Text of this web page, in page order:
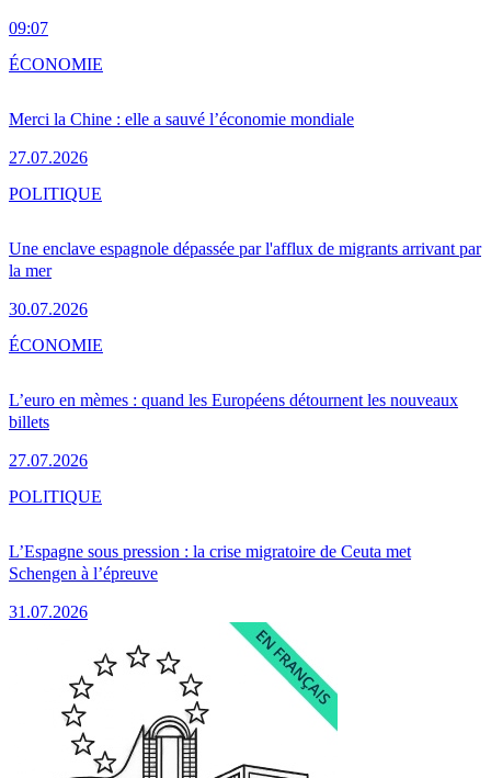
09:07
Merci la Chine : elle a sauvé l’économie mondiale
27.07.2026
ÉCONOMIE
Une enclave espagnole dépassée par l'afflux de migrants arrivant par
la mer
30.07.2026
POLITIQUE
L’euro en mèmes : quand les Européens détournent les nouveaux
billets
27.07.2026
ÉCONOMIE
L’Espagne sous pression : la crise migratoire de Ceuta met
Schengen à l’épreuve
31.07.2026
POLITIQUE